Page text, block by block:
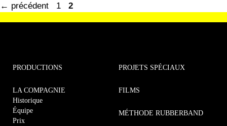
← précédent 1 2
PRODUCTIONS
LA COMPAGNIE
Historique
Équipe
Prix
PROJETS SPÉCIAUX
FILMS
MÉTHODE RUBBERBAND